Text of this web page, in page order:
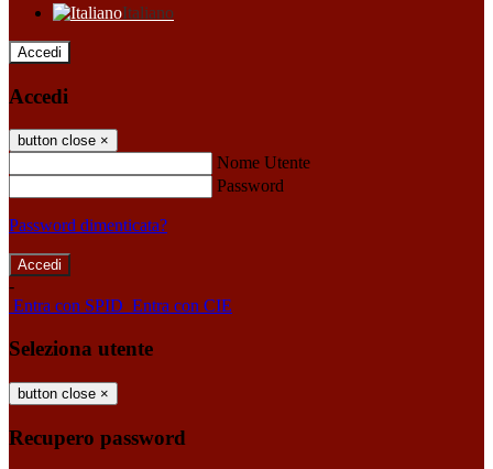
Italiano
Accedi
Accedi
button close ×
Nome Utente
Password
Password dimenticata?
-
Entra con SPID Entra con CIE
Seleziona utente
button close ×
Recupero password